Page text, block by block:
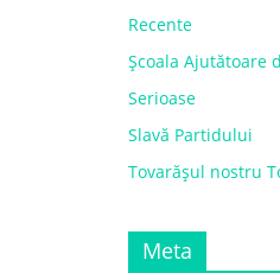
Recente
Școala Ajutătoare
Serioase
Slavă Partidului
Tovarășul nostru
Meta